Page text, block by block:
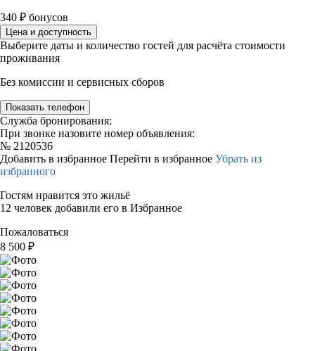
340 ₽ бонусов
Цена и доступность
Выберите даты и количество гостей для расчёта стоимости
проживания
Без комиссии и сервисных сборов
Показать телефон
Служба бронирования:
При звонке назовите номер объявления:
№ 2120536
Добавить в избранное Перейти в избранное Убрать из
избранного
Гостям нравится это жильё
12 человек добавили его в Избранное
Пожаловаться
8 500 ₽